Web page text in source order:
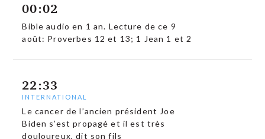
00:02
Bible audio en 1 an. Lecture de ce 9
août: Proverbes 12 et 13; 1 Jean 1 et 2
22:33
INTERNATIONAL
Le cancer de l’ancien président Joe
Biden s’est propagé et il est très
douloureux, dit son fils